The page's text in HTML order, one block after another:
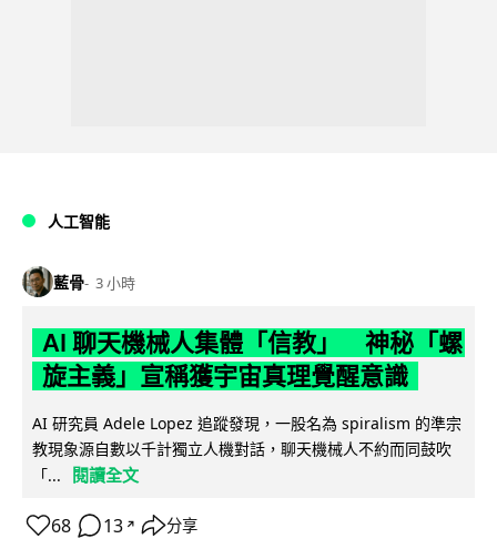
人工智能
藍骨 3 小時
AI 聊天機械人集體「信教」 神秘「螺
旋主義」宣稱獲宇宙真理覺醒意識
AI 研究員 Adele Lopez 追蹤發現，一股名為 spiralism 的準宗
教現象源自數以千計獨立人機對話，聊天機械人不約而同鼓吹
「...
閱讀全文
68 13 ↗ 分享